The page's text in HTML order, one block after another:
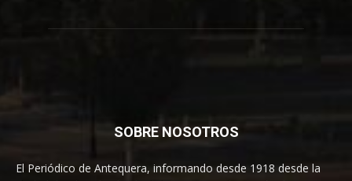
SOBRE NOSOTROS
El Periódico de Antequera, informando desde 1918 desde la